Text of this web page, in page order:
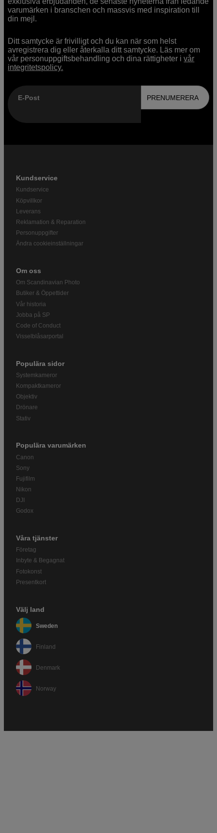
varumärken i branschen och massvis med inspiration till
din mejl.
Ditt samtycke är frivilligt och du kan när som helst
avregistrera dig eller återkalla ditt samtycke. Läs mer om
vår personuppgiftsbehandling och dina rättigheter ivår
integritetspolicy.
E-Post PRENUMERERA
Kundservice
Kundservice
Köpvillkor
Leverans
Reklamation & Reparation
Personuppgifter
Ändra cookieinställningar
Om oss
Om Scandinavian Photo
Butiker & Öppettider
Vår historia
Jobba på SP
Code of Conduct
Visselblåsarportal
Populära sidor
Systemkameror
Kompaktkameror
Objektiv
Drönare
Stativ
Populära varumärken
Canon
Sony
Fujifilm
Nikon
DJI
Godox
Våra tjänster
Företag
Inbyte & Begagnat
Fotokonst
Presentkort
Välj land
Sweden
Finland
Denmark
Norway